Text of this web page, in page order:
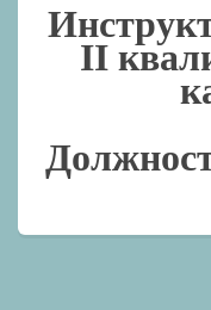
II